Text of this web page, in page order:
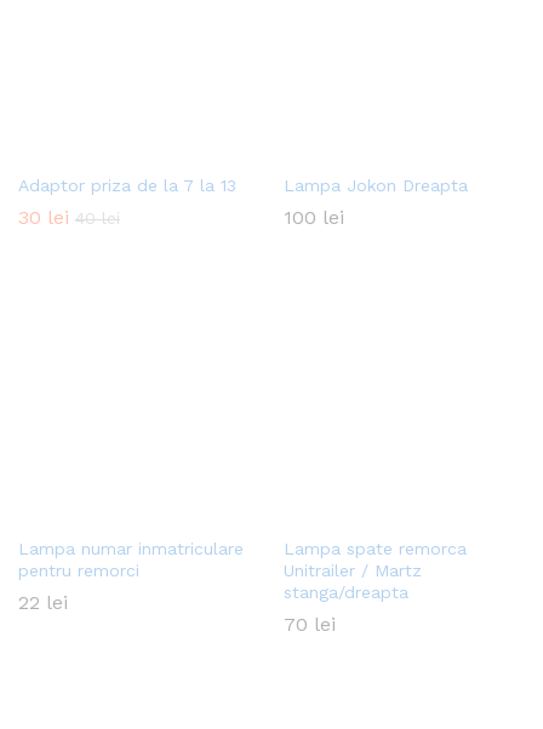
Adaptor priza de la 7 la 13
30 lei 40lei
Lampa Jokon Dreapta
100 lei
Lampa numar inmatriculare
pentru remorci
22 lei
Lampa spate remorca
Unitrailer / Martz
stanga/dreapta
70 lei